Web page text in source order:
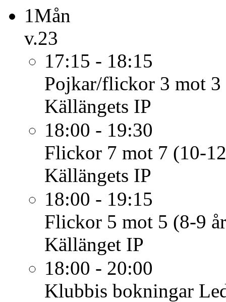
1Mån
v.23
17:15 - 18:15
Pojkar/flickor 3 mot 3
Källängets IP
18:00 - 19:30
Flickor 7 mot 7 (10-
Källängets IP
18:00 - 19:15
Flickor 5 mot 5 (8-9
Källänget IP
18:00 - 20:00
Klubbis bokningar